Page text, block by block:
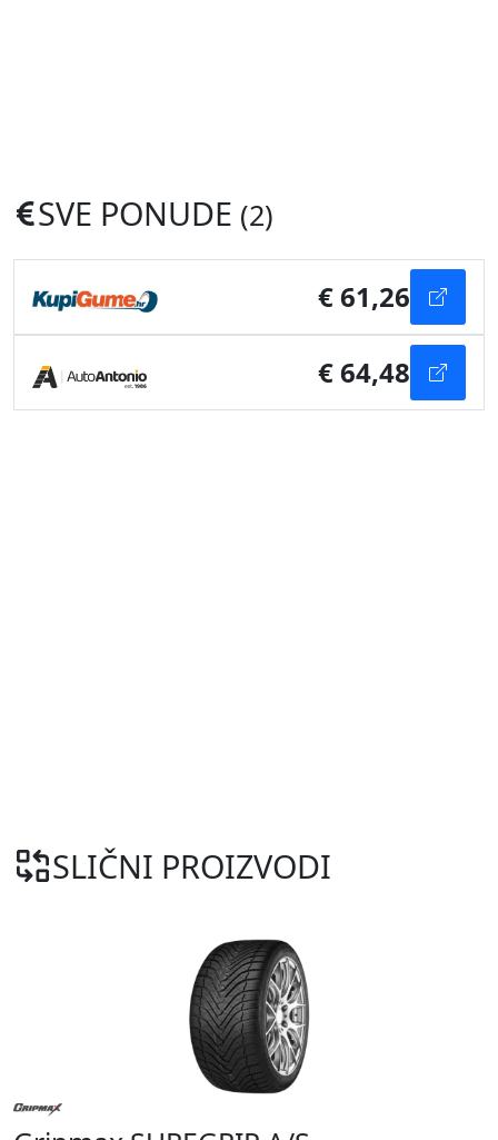
SVE PONUDE (2)
€ 61,26
€ 64,48
SLIČNI PROIZVODI